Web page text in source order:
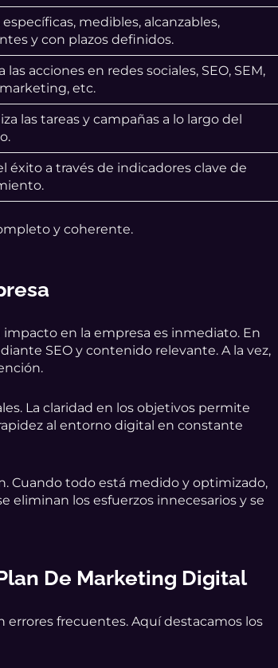
específicas, medibles, alcanzables,
y con plazos definidos.
las acciones en redes sociales, SEO, SEM,
etc.
las tareas y campañas a lo largo del
éxito a través de indicadores clave de
y coherente.
en la empresa es inmediato. En
SEO y contenido relevante. A la vez,
La claridad en los objetivos permite
al entorno digital en constante
Cuando todo está medido y optimizado,
eliminan los esfuerzos innecesarios y se
De Marketing Digital
errores frecuentes. Aquí destacamos los